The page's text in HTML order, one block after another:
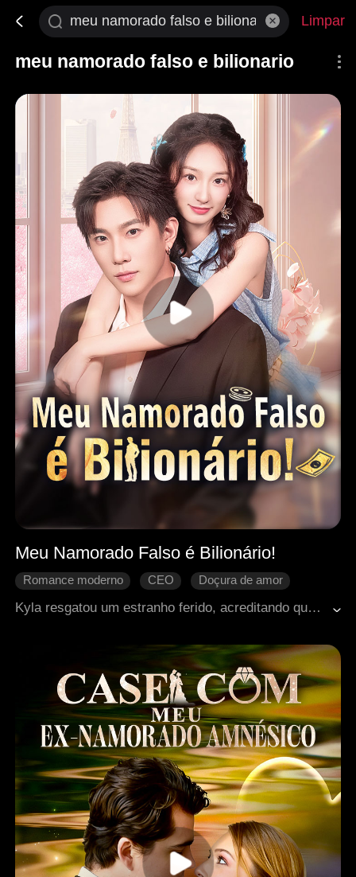
Limpar
meu namorado falso e bilionario
Meu Namorado Falso é Bilionário!
Romance moderno CEO
Doçura de amor
Kyla resgatou um estranho ferido, acreditando que o machucara por acidente. Quando sua tia a obrigou a um encontro às cegas, ela o convenceu a fingir ser seu namorado. Mas logo descobriu que ele era o herdeiro de um grande império — e já era tarde demais para escapar.